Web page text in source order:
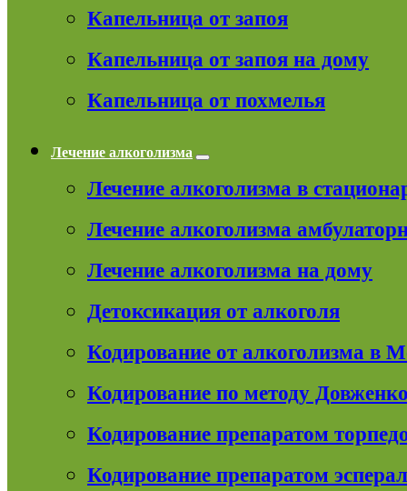
Капельница от запоя
Капельница от запоя на дому
Капельница от похмелья
Лечение алкоголизма
Лечение алкоголизма в
Лечение алкоголизма
Лечение алкоголизма на дому
Детоксикация от алкоголя
Кодирование от алкоголизма в
Кодирование по методу Довженко
Кодирование препаратом
Кодирование препаратом